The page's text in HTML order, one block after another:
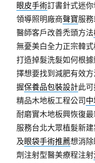
眼皮手術訂書針式迷
領導照明廠商聲寶服
醫師客戶改善禿頭方法
無憂美白全力正宗韓
打造掉髮洗髮如何根
擇想要找到減肥有效
握保養品包裝設計此
精品木地板工程公司
耐磨實木地板興恢復
服務台北大眾植髮新
及眼袋手術推薦想消
劑注射型醫美療程注射